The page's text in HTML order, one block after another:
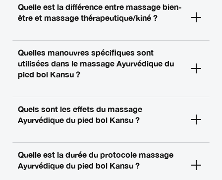
Quelle est la différence entre massage bien-
être et massage thérapeutique/kiné ?
Quelles manouvres spécifiques sont
utilisées dans le massage Ayurvédique du
pied bol Kansu ?
Quels sont les effets du massage
Ayurvédique du pied bol Kansu ?
Quelle est la durée du protocole massage
Ayurvédique du pied bol Kansu ?